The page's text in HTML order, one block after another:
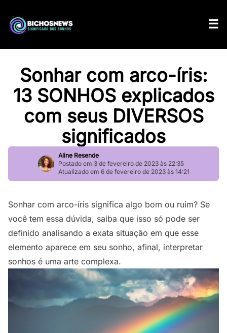
Sonhar com arco-íris:
13 SONHOS explicados
com seus DIVERSOS
significados
Aline Resende
Postado em 3 de fevereiro de 2023 às 22:35
Atualizado em 6 de fevereiro de 2023 às 14:21
Sonhar com arco-íris significa algo bom ou ruim? Se
você tem essa dúvida, saiba que isso só pode ser
definido analisando a exata situação em que esse
elemento aparece em seu sonho, afinal, interpretar
sonhos é uma arte complexa.